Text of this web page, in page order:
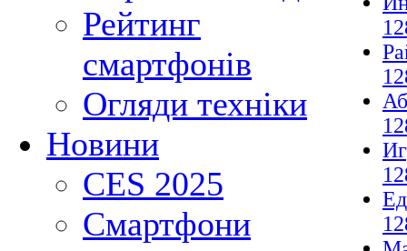
Рейтинг
смартфонів
Огляди техніки
Новини
CES 2025
Смартфони